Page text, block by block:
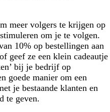
meer volgers te krijgen op
om je te volgen.
10% op bestellingen aan
geef ze een klein cadeautje
bij je bedrijf op
goede manier om een
je bestaande klanten en
te geven.